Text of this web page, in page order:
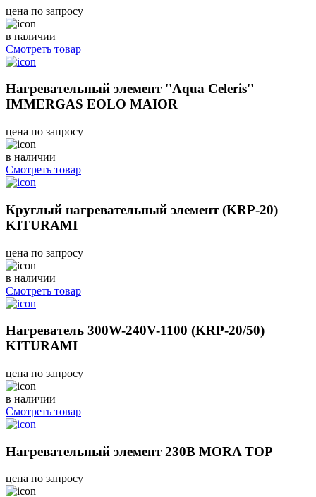
цена по запросу
в наличии
Смотреть товар
Нагревательный элемент ''Aqua Celeris''
IMMERGAS EOLO MAIOR
цена по запросу
в наличии
Смотреть товар
Круглый нагревательный элемент (KRP-20)
KITURAMI
цена по запросу
в наличии
Смотреть товар
Нагреватель 300W-240V-1100 (KRP-20/50)
KITURAMI
цена по запросу
в наличии
Смотреть товар
Нагревательный элемент 230В MORA TOP
цена по запросу